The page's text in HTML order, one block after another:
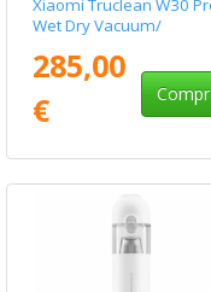
Xiaomi Truclean W30
Wet Dry Vacuum/
285,00
€